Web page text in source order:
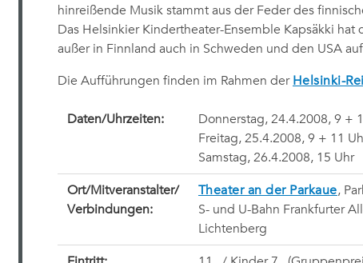
hinreißende Musik stammt aus der Feder des
Das Helsinkier Kindertheater-Ensemble Kapsäkki
außer in Finnland auch in Schweden und den USA
Die Aufführungen finden im Rahmen der Helsinki-
Daten/Uhrzeiten:
Donnerstag, 24.4.2008, 9 +
Freitag, 25.4.2008, 9 + 11
Samstag, 26.4.2008, 15 Uhr
Ort/Mitveranstalter/
Verbindungen:
Theater an der Parkaue,
S- und U-Bahn Frankfurter
Lichtenberg